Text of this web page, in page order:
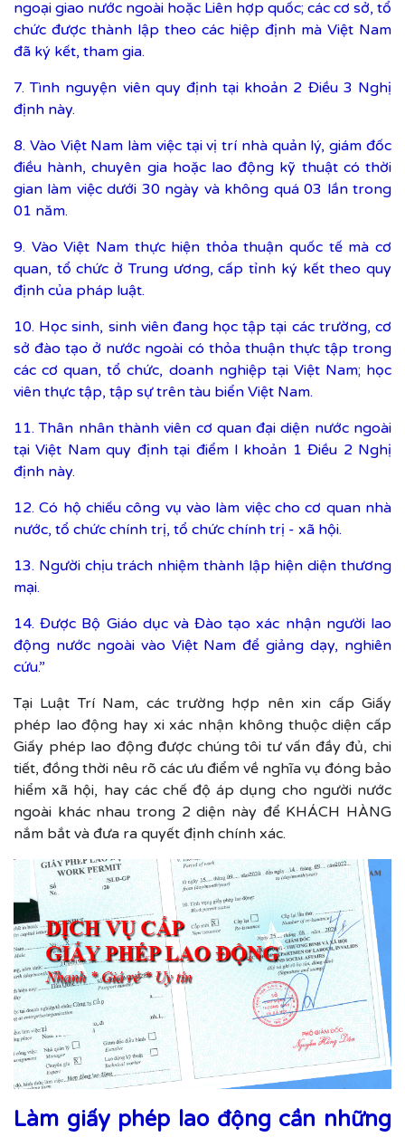
ngoại giao nước ngoài hoặc Liên hợp quốc; các cơ sở, tổ
chức được thành lập theo các hiệp định mà Việt Nam
đã ký kết, tham gia.
7. Tình nguyện viên quy định tại khoản 2 Điều 3 Nghị
định này.
8. Vào Việt Nam làm việc tại vị trí nhà quản lý, giám đốc
điều hành, chuyên gia hoặc lao động kỹ thuật có thời
gian làm việc dưới 30 ngày và không quá 03 lần trong
01 năm.
9. Vào Việt Nam thực hiện thỏa thuận quốc tế mà cơ
quan, tổ chức ở Trung ương, cấp tỉnh ký kết theo quy
định của pháp luật.
10. Học sinh, sinh viên đang học tập tại các trường, cơ
sở đào tạo ở nước ngoài có thỏa thuận thực tập trong
các cơ quan, tổ chức, doanh nghiệp tại Việt Nam; học
viên thực tập, tập sự trên tàu biển Việt Nam.
11. Thân nhân thành viên cơ quan đại diện nước ngoài
tại Việt Nam quy định tại điểm l khoản 1 Điều 2 Nghị
định này.
12. Có hộ chiếu công vụ vào làm việc cho cơ quan nhà
nước, tổ chức chính trị, tổ chức chính trị - xã hội.
13. Người chịu trách nhiệm thành lập hiện diện thương
mại.
14. Được Bộ Giáo dục và Đào tạo xác nhận người lao
động nước ngoài vào Việt Nam để giảng dạy, nghiên
cứu.”
Tại Luật Trí Nam, các trường hợp nên xin cấp Giấy
phép lao động hay xi xác nhận không thuộc diện cấp
Giấy phép lao động được chúng tôi tư vấn đầy đủ, chi
tiết, đồng thời nêu rõ các ưu điểm về nghĩa vụ đóng bảo
hiểm xã hội, hay các chế độ áp dụng cho người nước
ngoài khác nhau trong 2 diện này để KHÁCH HÀNG
nắm bắt và đưa ra quyết định chính xác.
Làm giấy phép lao động cần những